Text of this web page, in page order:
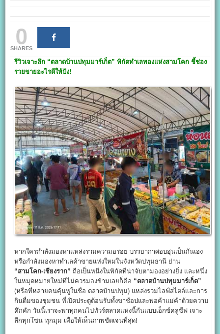
0
SHARES
รีวิวเจาะลึก “ตลาดบ้านปทุมมาร์เก็ต” พิกัดทำเลทองแห่งสามโคก ชี้ช่อง
รวยขายอะไรดีให้ปัง!
หากใครกำลังมองหาแหล่งรวมความอร่อย บรรยากาศอบอุ่นเป็นกันเอง
หรือกำลังมองหาทำเลค้าขายแห่งใหม่ในจังหวัดปทุมธานี ย่าน
“สามโคก-เชียงราก” ถือเป็นหนึ่งในพิกัดที่น่าจับตามองอย่างยิ่ง และหนึ่ง
ในหมุดหมายใหม่ที่ไม่ควรมองข้ามเลยก็คือ “ตลาดบ้านปทุมมาร์เก็ต”
(หรือที่หลายคนคุ้นหูในชื่อ ตลาดบ้านปทุม) แหล่งรวมไลฟ์สไตล์และการ
กินดื่มของชุมชน ที่เปิดประตูต้อนรับทั้งขาช้อปและพ่อค้าแม่ค้าด้วยความ
คึกคัก วันนี้เราจะพาทุกคนไปทัวร์ตลาดแห่งนี้กันแบบเอ็กซ์คลูซีฟ เจาะ
ลึกทุกโซน ทุกมุม เพื่อให้เห็นภาพชัดเจนที่สุด!